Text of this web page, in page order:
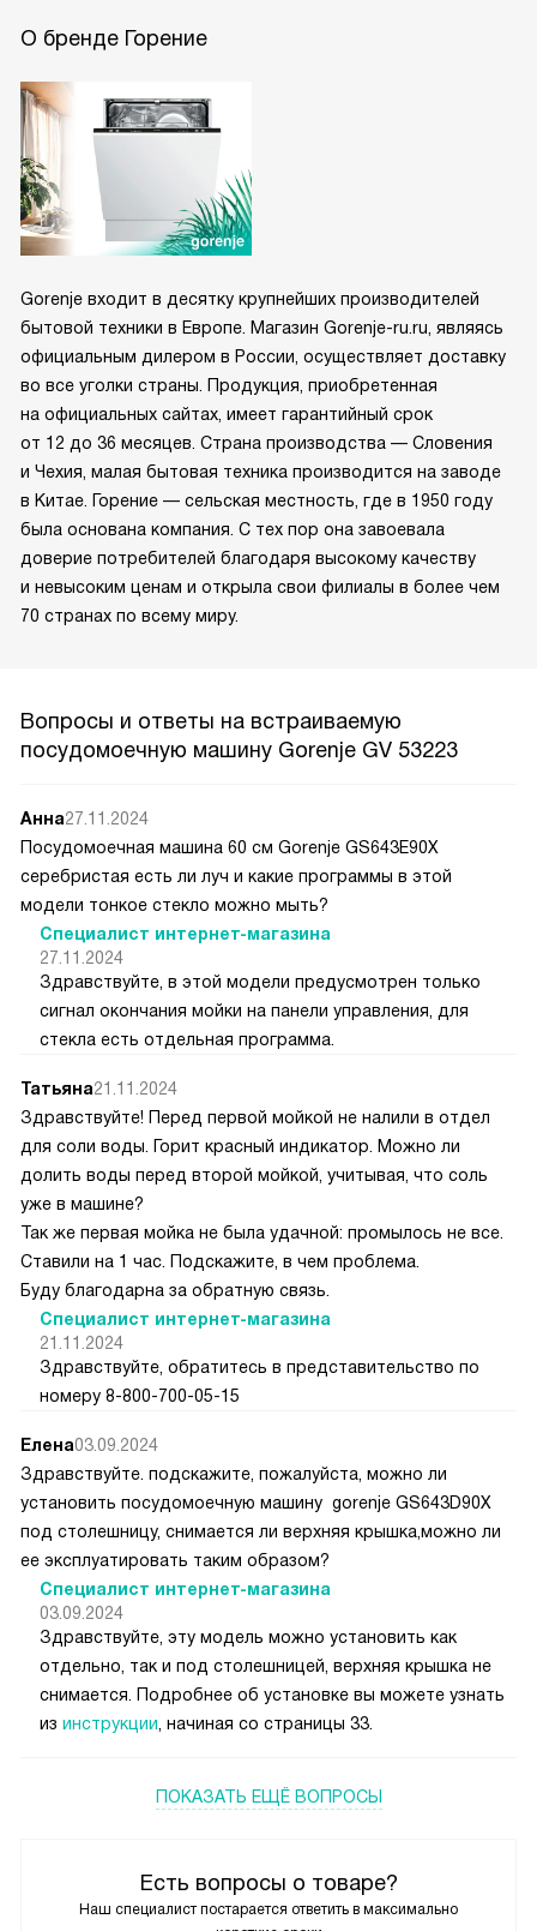
О бренде Горение
Gorenje входит в десятку крупнейших производителей
бытовой техники в Европе. Магазин Gorenje-ru.ru, являясь
официальным дилером в России, осуществляет доставку
во все уголки страны. Продукция, приобретенная
на официальных сайтах, имеет гарантийный срок
от 12 до 36 месяцев. Страна производства — Словения
и Чехия, малая бытовая техника производится на заводе
в Китае. Горение — сельская местность, где в 1950 году
была основана компания. С тех пор она завоевала
доверие потребителей благодаря высокому качеству
и невысоким ценам и открыла свои филиалы в более чем
70 странах по всему миру.
Вопросы и ответы на встраиваемую
посудомоечную машину Gorenje GV 53223
Есть вопросы о товаре?
Наш специалист постарается ответить в максимально
Анна27.11.2024
Посудомоечная машина 60 см Gorenje GS643E90X
серебристая есть ли луч и какие программы в этой
модели тонкое стекло можно мыть?
Специалист интернет-магазина
27.11.2024
Здравствуйте, в этой модели предусмотрен только
сигнал окончания мойки на панели управления, для
стекла есть отдельная программа.
Татьяна21.11.2024
Здравствуйте! Перед первой мойкой не налили в отдел
для соли воды. Горит красный индикатор. Можно ли
долить воды перед второй мойкой, учитывая, что соль
уже в машине?
Так же первая мойка не была удачной: промылось не все.
Ставили на 1 час. Подскажите, в чем проблема.
Буду благодарна за обратную связь.
Специалист интернет-магазина
21.11.2024
Здравствуйте, обратитесь в представительство по
номеру 8-800-700-05-15
Елена03.09.2024
Здравствуйте. подскажите, пожалуйста, можно ли
установить посудомоечную машину gorenje GS643D90X
под столешницу, снимается ли верхняя крышка,можно ли
ее эксплуатировать таким образом?
Специалист интернет-магазина
03.09.2024
Здравствуйте, эту модель можно установить как
отдельно, так и под столешницей, верхняя крышка не
снимается. Подробнее об установке вы можете узнать
из инструкции , начиная со страницы 33.
ПОКАЗАТЬ ЕЩЁ ВОПРОСЫ